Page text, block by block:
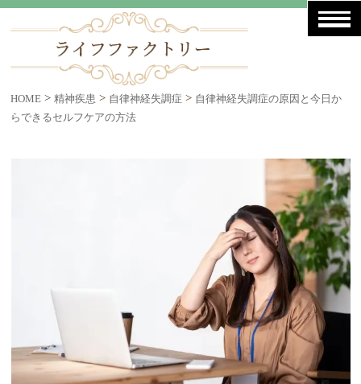
HOME >精神疾患 > 自律神経失調症 > 自律神経失調症の原因と今日か
らできるセルフケアの方法